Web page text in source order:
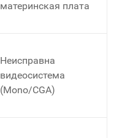
материнская плата
Неисправна
видеосистема
(Mono/CGA)